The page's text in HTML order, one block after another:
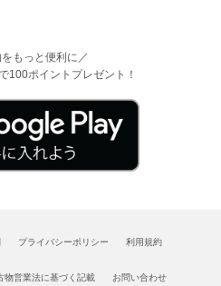
もっと便利に／
100ポイントプレゼント！
プライバシーポリシー 利用規約
物営業法に基づく記載 お問い合わせ